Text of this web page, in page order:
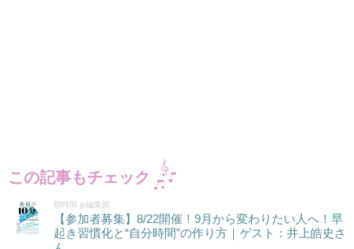
この記事もチェック
朝時間.jp編集部
【参加者募集】8/22開催！9月から変わりたい人へ！早
起き習慣化と“自分時間”の作り方｜ゲスト：井上皓史さ